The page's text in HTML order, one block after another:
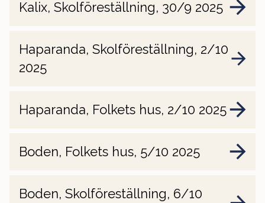
Kalix, Skolföreställning, 30/9 2025
Haparanda, Skolföreställning, 2/10
2025
Haparanda, Folkets hus, 2/10 2025
Boden, Folkets hus, 5/10 2025
Boden, Skolföreställning, 6/10